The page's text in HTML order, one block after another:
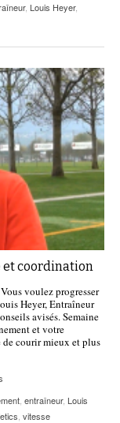
, Louis Heyer,
et coordination
voulez progresser
Heyer, Entraîneur
avisés. Semaine
et votre
courir mieux et plus
entraîneur, Louis
vitesse